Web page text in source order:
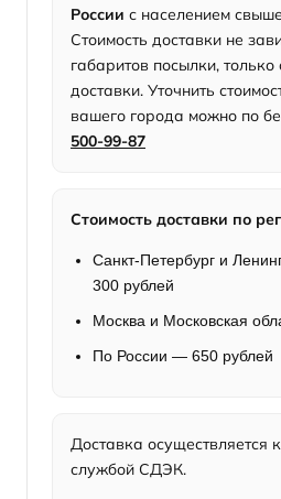
России с населением
Стоимость доставки не
габаритов посылки, только
доставки. Уточнить
вашего города можно по
500-99-87
Стоимость доставки по
Санкт-Петербург и
300 рублей
Москва и Московская
По России — 650 рублей
Доставка осуществляется
службой СДЭК.